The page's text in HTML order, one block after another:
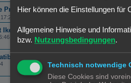
Probleme
Ikea Tradfri
zu Lupus (zigbee) ?
Hier können die Einstellungen für
Allgemeine Hinweise und
bzw. Nutzungsbedingungen.
Technisch notwendige
Diese Cookies sind